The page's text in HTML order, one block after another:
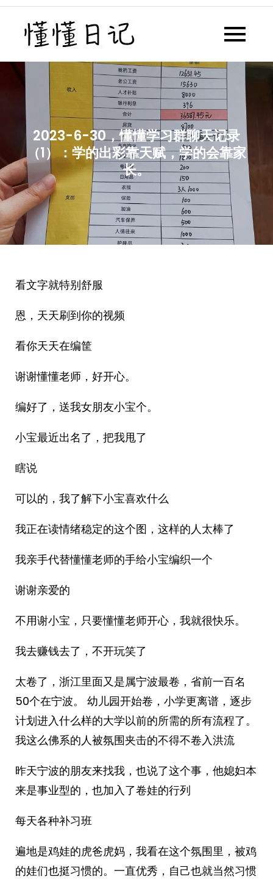
Skip
content
懂懂日记网每天同步更新懂懂学
2023-6-30，懂懂学习群聊天记录
（1）：学的出彩靠天赋，学的会靠家
长。
看文字就特别舒服
恩，天天刷到你的视频
看你天天在编筐
谢谢懂懂老师，好开心。
编好了，送我女朋友小宝个。
小宝最近出名了，把我甩了
瞎说
可以的，我了解下小宝喜欢什么
我正在读情绪稳定的这个图，这样的人太棒了
我亲手代替懂懂老师的手给小宝编织一个
谢谢亲爱的
不用谢小宝，只要懂懂老师开心，我就很快乐。
我去赚钱去了，不开玩笑了
太卷了，浙江里面又是属宁波最卷，省前一百名
50个在宁波。 幼儿园开始卷，小学更离谱，逐步
计划进入什么样的大学以前的所需的所有流程了。
我这么佛系的人被氛围夹击的不得不卷入洪流
昨天宁波的朋友来找我，也说了这个事，他媳妇本
来是事业型的，也加入了卷娃的行列
每天各种补习班
遍地是鸡娃的虎爸虎妈，我看在这个氛围里，被鸡
的娃们也挺习惯的。一直优秀，自己也就当然习惯